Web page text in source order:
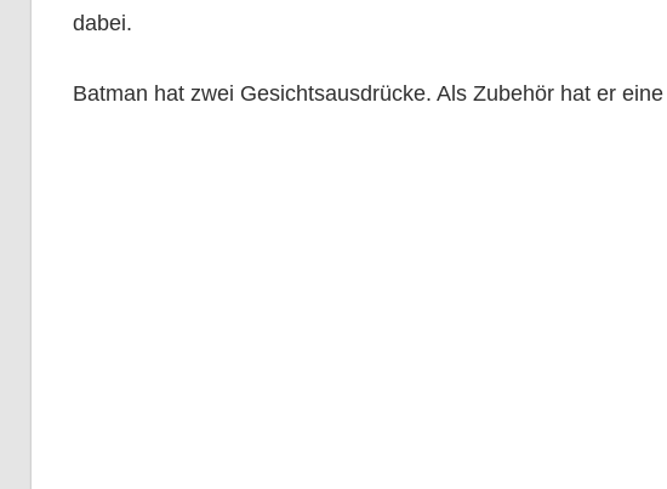
dabei.
Batman hat zwei Gesichtsausdrücke. Als Zubehör hat er